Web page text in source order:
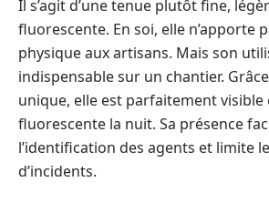
Nos